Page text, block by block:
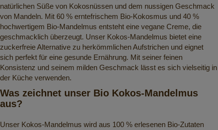
natürlichen Süße von Kokosnüssen und dem nussigen Geschmack
von Mandeln. Mit 60 % erntefrischem Bio-Kokosmus und 40 %
hochwertigem Bio-Mandelmus entsteht eine vegane Creme, die
geschmacklich überzeugt. Unser Kokos-Mandelmus bietet eine
zuckerfreie Alternative zu herkömmlichen Aufstrichen und eignet
sich perfekt für eine gesunde Ernährung. Mit seiner feinen
Konsistenz und seinem milden Geschmack lässt es sich vielseitig in
der Küche verwenden.
Was zeichnet unser Bio Kokos-Mandelmus
aus?
Unser Kokos-Mandelmus wird aus 100 % erlesenen Bio-Zutaten